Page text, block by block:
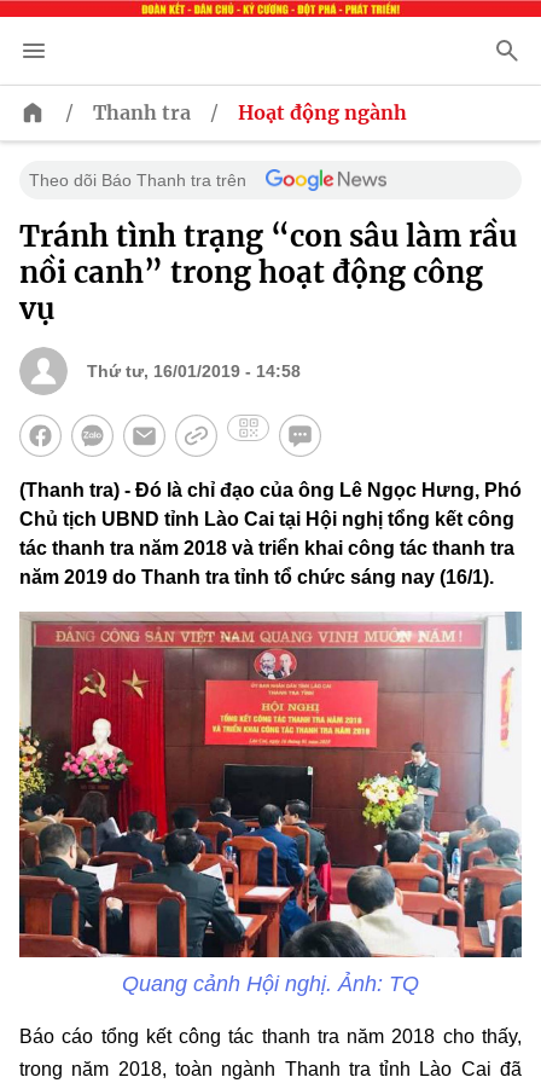
/ Thanh tra / Hoạt động ngành
Theo dõi Báo Thanh tra trên
Tránh tình trạng “con sâu làm rầu
nồi canh” trong hoạt động công
vụ
Thứ tư, 16/01/2019 - 14:58
(Thanh tra) - Đó là chỉ đạo của ông Lê Ngọc Hưng, Phó
Chủ tịch UBND tỉnh Lào Cai tại Hội nghị tổng kết công
tác thanh tra năm 2018 và triển khai công tác thanh tra
năm 2019 do Thanh tra tỉnh tổ chức sáng nay (16/1).
Quang cảnh Hội nghị. Ảnh: TQ
Báo cáo tổng kết công tác thanh tra năm 2018 cho thấy,
trong năm 2018, toàn ngành Thanh tra tỉnh Lào Cai đã